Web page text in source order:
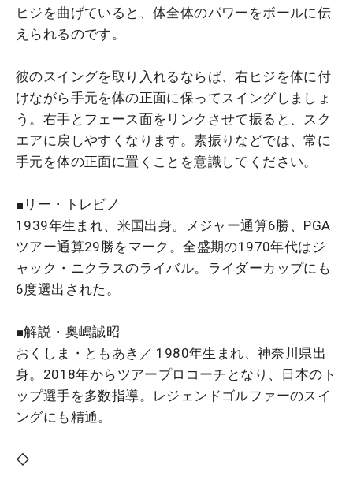
ヒジを曲げていると、体全体のパワーをボールに伝
えられるのです。
彼のスイングを取り入れるならば、右ヒジを体に付
けながら手元を体の正面に保ってスイングしましょ
う。右手とフェース面をリンクさせて振ると、スク
エアに戻しやすくなります。素振りなどでは、常に
手元を体の正面に置くことを意識してください。
■リー・トレビノ
1939年生まれ、米国出身。メジャー通算6勝、PGA
ツアー通算29勝をマーク。全盛期の1970年代はジ
ャック・ニクラスのライバル。ライダーカップにも
6度選出された。
■解説・奥嶋誠昭
おくしま・ともあき／ 1980年生まれ、神奈川県出
身。2018年からツアープロコーチとなり、日本のト
ップ選手を多数指導。レジェンドゴルファーのスイ
ングにも精通。
◇